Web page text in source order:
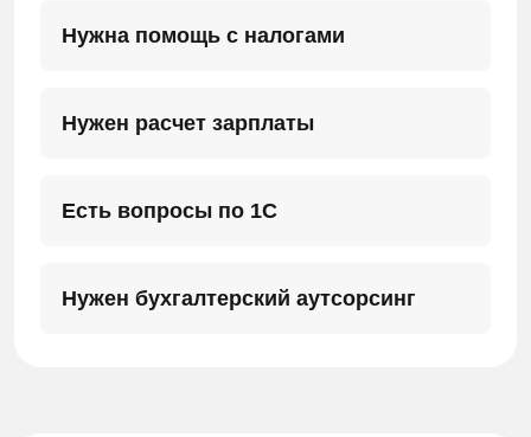
Нужна помощь с налогами
Нужен расчет зарплаты
Есть вопросы по 1С
Нужен бухгалтерский аутсорсинг